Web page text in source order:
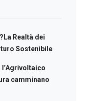
Realtà dei
Sostenibile
l’Agrivoltaico
camminano